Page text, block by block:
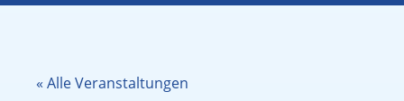
« Alle Veranstaltungen